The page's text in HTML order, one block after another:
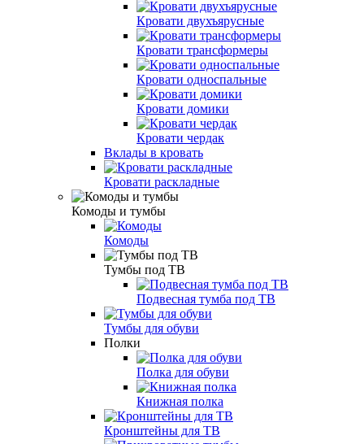
Кровати двухъярусные
Кровати трансформеры
Кровати односпальные
Кровати домики
Кровати чердак
Вклады в кровать
Кровати раскладные
Комоды и тумбы
Комоды
Тумбы под ТВ
Подвесная тумба под ТВ
Тумбы для обуви
Полки
Полка для обуви
Книжная полка
Кронштейны для ТВ